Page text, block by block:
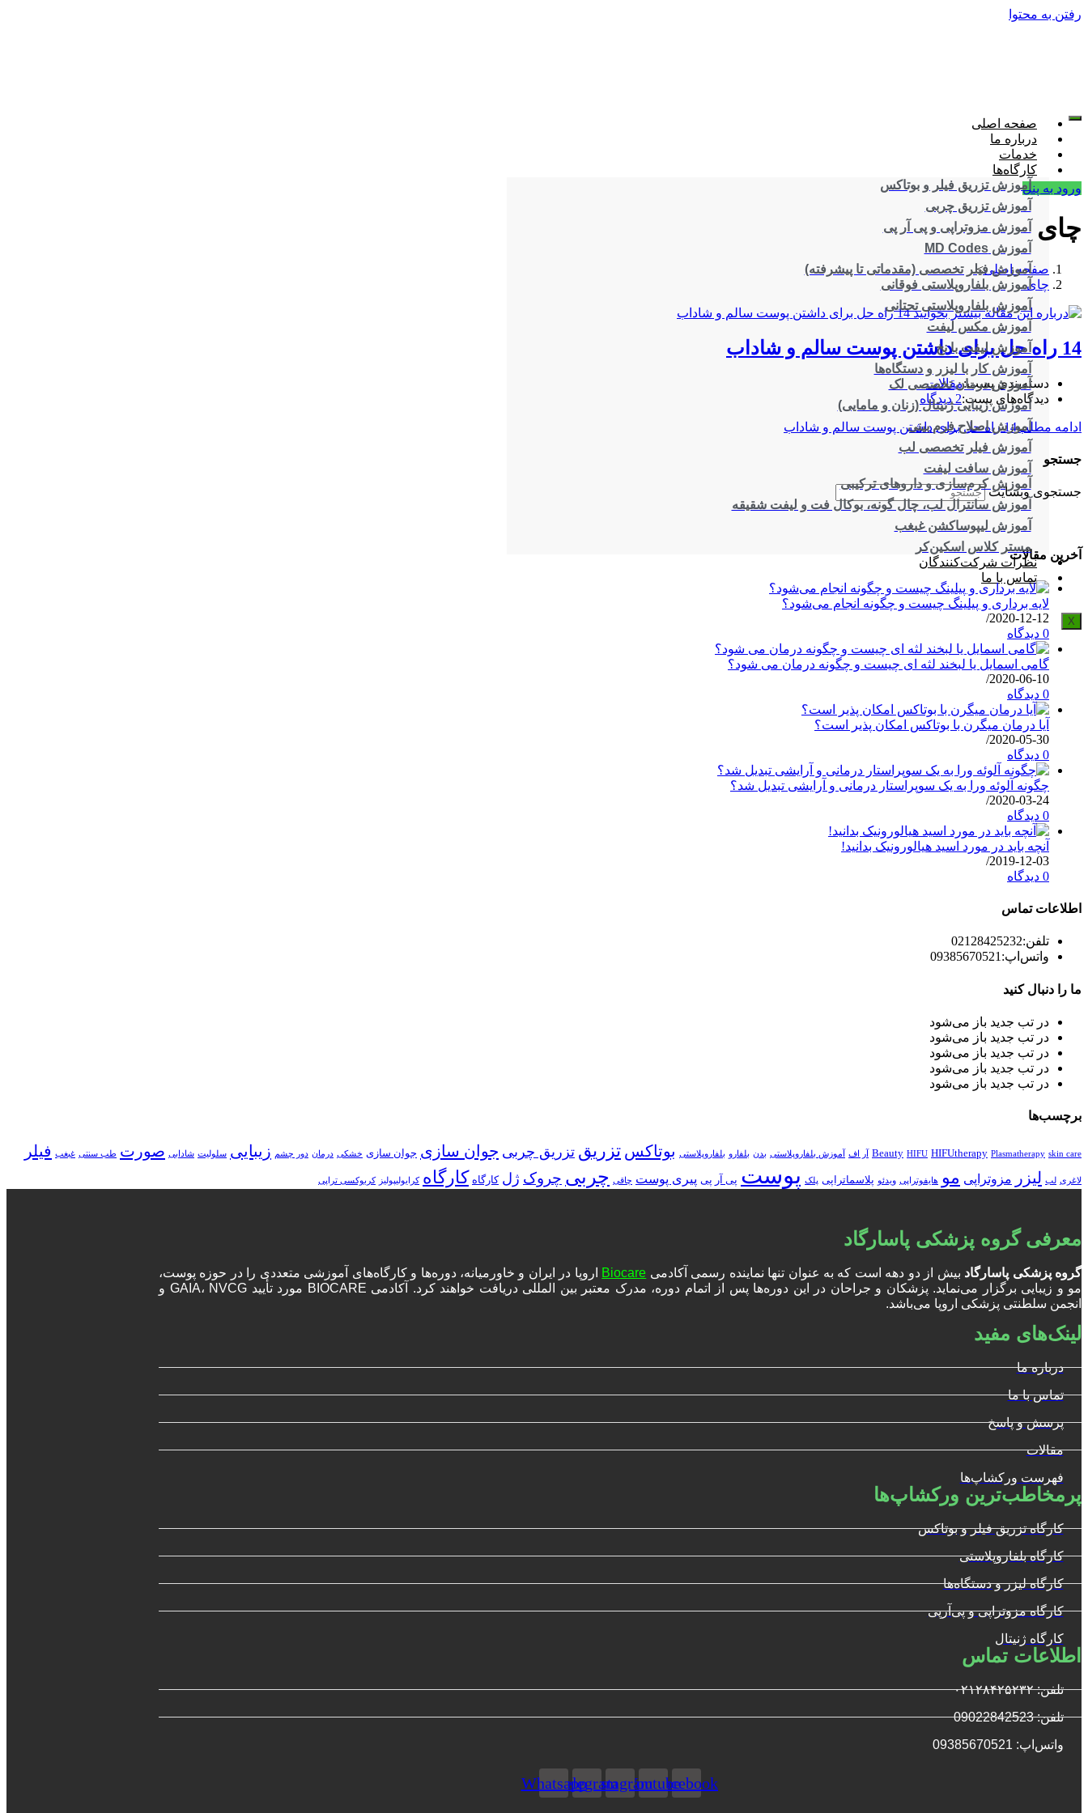
رفتن به محتوا
صفحه اصلی
درباره ما
خدمات
کارگاه‌ها
آموزش تزریق فیلر و بوتاکس
آموزش تزریق چربی
آموزش مزوتراپی و پی آر پی
آموزش MD Codes
آموزش فیلر تخصصی (مقدماتی تا پیشرفته)
آموزش بلفاروپلاستی فوقانی
آموزش بلفاروپلاستی تحتانی
آموزش مکس لیفت
آموزش لیفت با نخ
آموزش کار با لیزر و دستگاه‌ها
آموزش درمان تخصصی لک
آموزش زیبایی ژنیتال (زنان و مامایی)
آموزش اصلاح فرم بینی
آموزش فیلر تخصصی لب
آموزش سافت لیفت
آموزش کرم‌سازی و داروهای ترکیبی
آموزش سانترال لب، چال گونه، بوکال فت و لیفت شقیقه
آموزش لیپوساکشن غبغب
مستر کلاس اسکین‌کر
نظرات شرکت‌کنندگان
تماس با ما
X
ورود به پنل
چای
صفحه اصلی>
چای
14 راه حل برای داشتن پوست سالم و شاداب
دسته‌بندی پست:مقالات
دیدگاه‌های پست:2 دیدگاه
ادامه مطلب14 راه حل برای داشتن پوست سالم و شاداب
جستجو
جستجوی وبسایت
آخرین مقالات
لایه برداری و پیلینگ چیست و چگونه انجام می‌شود؟
2020-12-12
/
0 دیدگاه
گامی اسمایل یا لبخند لثه ای چیست و چگونه درمان می شود؟
2020-06-10
/
0 دیدگاه
آیا درمان میگرن با بوتاکس امکان پذیر است؟
2020-05-30
/
0 دیدگاه
چگونه آلوئه ورا به یک سوپراستار درمانی و آرایشی تبدیل شد؟
2020-03-24
/
0 دیدگاه
آنچه باید در مورد اسید هیالورونیک بدانید!
2019-12-03
/
0 دیدگاه
اطلاعات تماس
تلفن:02128425232
واتس‌اپ: 09385670521
ما را دنبال کنید
در تب جدید باز می‌شود
در تب جدید باز می‌شود
در تب جدید باز می‌شود
در تب جدید باز می‌شود
در تب جدید باز می‌شود
برچسب‌ها
Beauty HIFU HIFUtherapy Plasmatherapy skin care آر اف آموزش بلفاروپلاستی بدن بلفارو بلفاروپلاستی بوتاکس تزریق تزریق چربی جوان سازی جوان سازی خشکی درمان دور چشم زیبایی سلولیت شادابی صورت طب سنتی غبغب فیلر
لاغری لب لیزر مزوتراپی مو هایفوتراپی ویدئو پلاسماتراپی پلک پوست پی آر پی پیری پوست چاقی چربی چروک ژل کارگاه کارگاه کرایولیپولیز کربوکسی تراپی
معرفی گروه پزشکی پاسارگاد
گروه پزشکی پاسارگاد بیش از دو دهه است که به عنوان تنها نماینده رسمی آکادمی Biocare
اروپا در ایران و خاورمیانه، دوره‌ها و کارگاه‌های آموزشی متعددی را در حوزه پوست،
مو و زیبایی برگزار می‌نماید. پزشکان و جراحان در این دوره‌ها پس از اتمام دوره، مدرک معتبر بین المللی دریافت خواهند کرد. آکادمی BIOCARE مورد تأیید GAIA، NVCG و
انجمن سلطنتی پزشکی اروپا می‌باشد.
لینک‌های مفید
درباره ما
تماس با ما
پرسش و پاسخ
مقالات
فهرست ورکشاپ‌ها
پرمخاطب‌ترین ورکشاپ‌ها
کارگاه تزریق فیلر و بوتاکس
کارگاه بلفاروپلاستی
کارگاه لیزر و دستگاه‌ها
کارگاه مزوتراپی و پی‌آرپی
کارگاه ژنیتال
اطلاعات تماس
تلفن: ۰۲۱۲۸۴۲۵۲۳۲
تلفن: 09022842523
واتس‌‌اپ: 09385670521
Facebook
Youtube
Instagram
Telegram
Whatsapp